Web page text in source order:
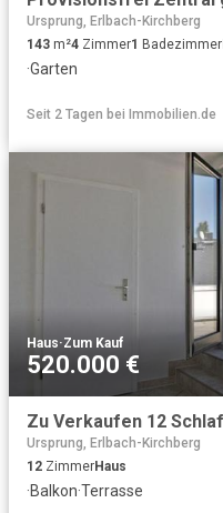
Ursprung, Erlbach-Kirchberg
143 m²4 Zimmer1 Badezimmer
·Garten
Seit 2 Tagen bei Immobilien.de
Haus·Zum Kauf
520.000 €
Ursprung, Erlbach-Kirchberg
12 ZimmerHaus
·Balkon·Terrasse